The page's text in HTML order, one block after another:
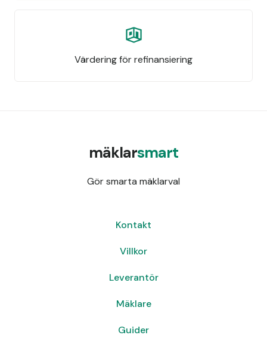
Värdering för refinansiering
mäklarsmart
Gör smarta mäklarval
Kontakt
Villkor
Leverantör
Mäklare
Guider